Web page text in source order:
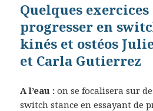
Quelques
progresser en
kinés et ostéos
et Carla Gutierrez
A l’eau :on se focalisera sur
switch stance en essayant de